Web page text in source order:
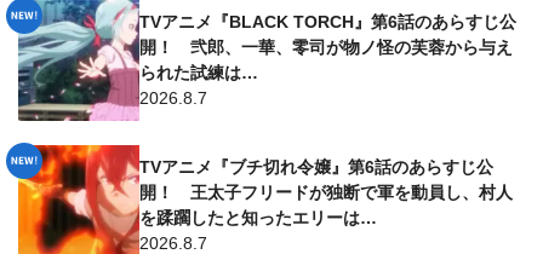
TVアニメ『BLACK TORCH』第6話のあらすじ公
開！ 弐郎、一華、零司が物ノ怪の芙蓉から与え
られた試練は…
2026.8.7
TVアニメ『ブチ切れ令嬢』第6話のあらすじ公
開！ 王太子フリードが独断で軍を動員し、村人
を蹂躙したと知ったエリーは…
2026.8.7